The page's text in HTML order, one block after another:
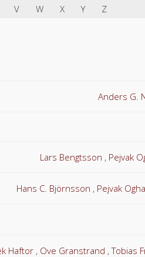
V W X Y Z
Anders G.
Lars Bengtsson Pejvak
Hans C. Björnsson Pejvak
Haftor Ove Granstrand Tobias